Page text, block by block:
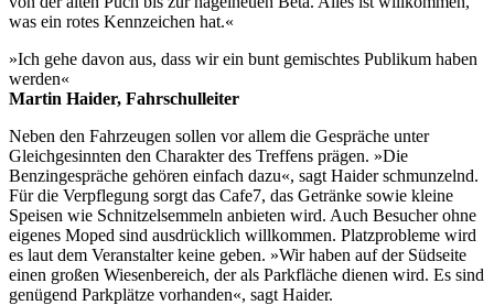
was ein rotes Kennzeichen hat.«
»Ich gehe davon aus, dass wir ein bunt gemischtes Publikum haben
werden«
Martin Haider, Fahrschulleiter
Neben den Fahrzeugen sollen vor allem die Gespräche unter
Gleichgesinnten den Charakter des Treffens prägen. »Die
Benzingespräche gehören einfach dazu«, sagt Haider schmunzelnd.
Für die Verpflegung sorgt das Cafe7, das Getränke sowie kleine
Speisen wie Schnitzelsemmeln anbieten wird. Auch Besucher ohne
eigenes Moped sind ausdrücklich willkommen. Platzprobleme wird
es laut dem Veranstalter keine geben. »Wir haben auf der Südseite
einen großen Wiesenbereich, der als Parkfläche dienen wird. Es sind
genügend Parkplätze vorhanden«, sagt Haider.